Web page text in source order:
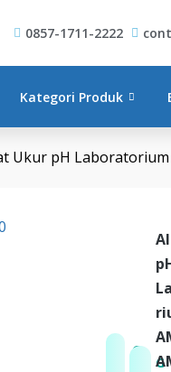
0857-1711-2222
Kategori Produk
Ukur pH Laboratorium
G
G
AMT10